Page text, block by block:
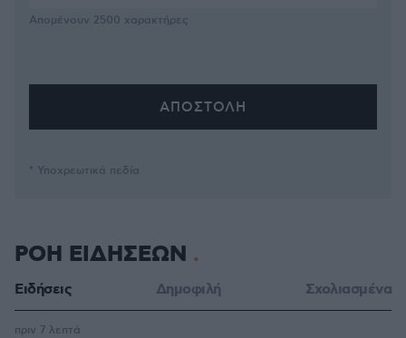
Απομένουν 2500 χαρακτήρες
* Υποχρεωτικά πεδία
ΡΟΗ ΕΙΔΗΣΕΩΝ
Ειδήσεις Δημοφιλή Σχολιασμένα
πριν 7 λεπτά